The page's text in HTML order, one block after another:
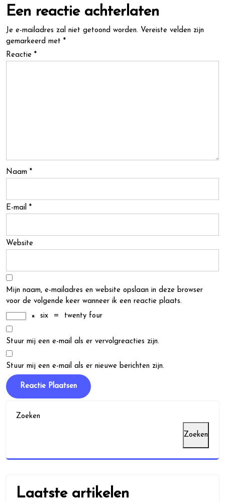
Een reactie achterlaten
Je e-mailadres zal niet getoond worden. Vereiste velden zijn
gemarkeerd met *
Reactie *
Naam *
E-mail *
Website
Mijn naam, e-mailadres en website opslaan in deze browser
voor de volgende keer wanneer ik een reactie plaats.
×
six = twenty four
Stuur mij een e-mail als er vervolgreacties zijn.
Stuur mij een e-mail als er nieuwe berichten zijn.
Zoeken
Zoeken
Laatste artikelen